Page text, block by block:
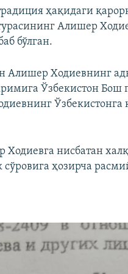
ҳақидаги
Алишер
бўлган.
Алишер Ходиевнинг
Ўзбекистон Бош
Ўзбекистонга
нисбатан
ҳозирча